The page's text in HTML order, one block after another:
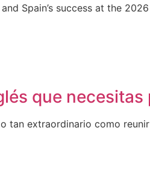
Spain’s success at the
que
tan extraordinario como